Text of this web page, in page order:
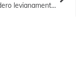
Não considero levianamente que um africano como eu tenha tido uma oportunidade…